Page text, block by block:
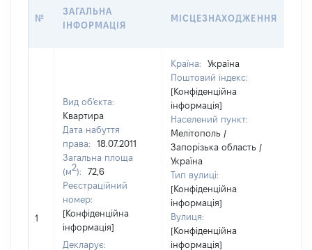
№
ЗАГАЛЬНА
ІНФОРМАЦІЯ
МІСЦЕЗНАХОДЖЕННЯ
1
Вид об'єкта:
Квартира
Дата набуття
права:
18.07.2011
Загальна площа
(м2):
72,6
Реєстраційний
номер:
[Конфіденційна
інформація]
Декларує:
Країна:
Україна
Поштовий індекс:
[Конфіденційна
інформація]
Населений пункт:
Мелітополь /
Запорізька область /
Україна
Тип вулиці:
[Конфіденційна
інформація]
Вулиця:
[Конфіденційна
інформація]